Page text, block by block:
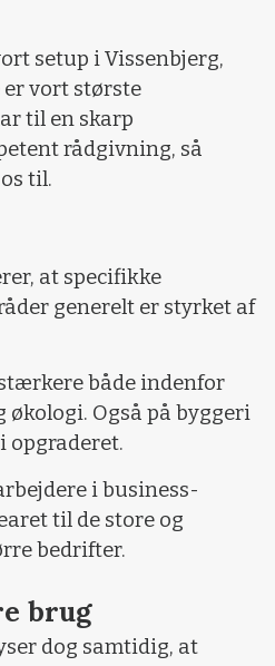
setup i Vissenbjerg,
er vort største
til en skarp
rådgivning, så
til.
at specifikke
generelt er styrket af
både indenfor
Også på byggeri
opgraderet.
i business-
til de store og
bedrifter.
brug
dog samtidig, at